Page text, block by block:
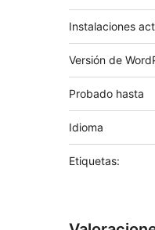
Instalaciones
Versión de
Probado hasta
Idioma
Etiquetas: